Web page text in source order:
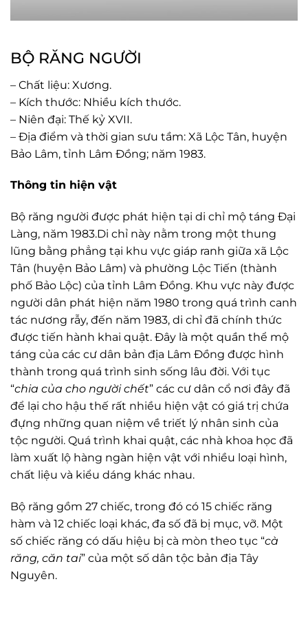
BỘ RĂNG NGƯỜI
– Chất liệu: Xương.
– Kích thước: Nhiều kích thước.
– Niên đại: Thế kỷ XVII.
– Địa điểm và thời gian sưu tầm: Xã Lộc Tân, huyện
Bảo Lâm, tỉnh Lâm Đồng; năm 1983.
Thông tin hiện vật
Bộ răng người được phát hiện tại di chỉ mộ táng Đại
Làng, năm 1983.Di chỉ này nằm trong một thung
lũng bằng phẳng tại khu vực giáp ranh giữa xã Lộc
Tân (huyện Bảo Lâm) và phường Lộc Tiến (thành
phố Bảo Lộc) của tỉnh Lâm Đồng. Khu vực này được
người dân phát hiện năm 1980 trong quá trình canh
tác nương rẫy, đến năm 1983, di chỉ đã chính thức
được tiến hành khai quật. Đây là một quần thể mộ
táng của các cư dân bản địa Lâm Đồng được hình
thành trong quá trình sinh sống lâu đời. Với tục
“chia của cho người chết” các cư dân cổ nơi đây đã
để lại cho hậu thế rất nhiều hiện vật có giá trị chứa
đựng những quan niệm về triết lý nhân sinh của
tộc người. Quá trình khai quật, các nhà khoa học đã
làm xuất lộ hàng ngàn hiện vật với nhiều loại hình,
chất liệu và kiểu dáng khác nhau.
Bộ răng gồm 27 chiếc, trong đó có 15 chiếc răng
hàm và 12 chiếc loại khác, đa số đã bị mục, vỡ. Một
số chiếc răng có dấu hiệu bị cà mòn theo tục “cà
răng, căn tai” của một số dân tộc bản địa Tây
Nguyên.